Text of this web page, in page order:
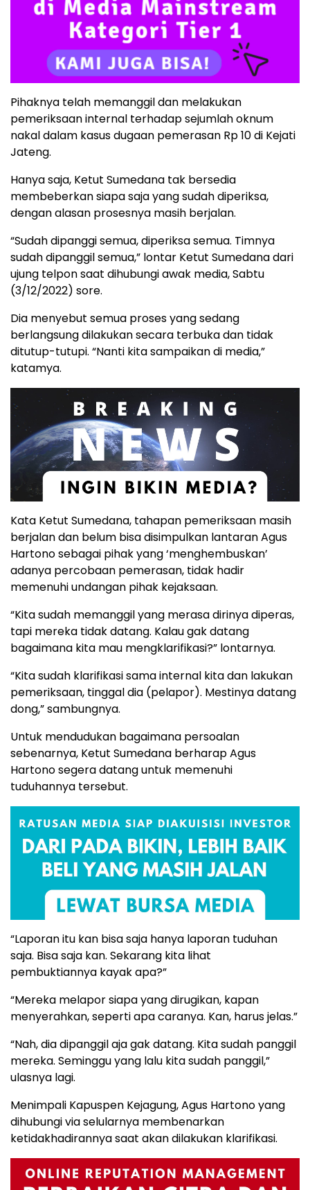
Pihaknya telah memanggil dan melakukan
pemeriksaan internal terhadap sejumlah oknum
nakal dalam kasus dugaan pemerasan Rp 10 di Kejati
Jateng.
Hanya saja, Ketut Sumedana tak bersedia
membeberkan siapa saja yang sudah diperiksa,
dengan alasan prosesnya masih berjalan.
“Sudah dipanggi semua, diperiksa semua. Timnya
sudah dipanggil semua,” lontar Ketut Sumedana dari
ujung telpon saat dihubungi awak media, Sabtu
(3/12/2022) sore.
Dia menyebut semua proses yang sedang
berlangsung dilakukan secara terbuka dan tidak
ditutup-tutupi. “Nanti kita sampaikan di media,”
katamya.
Kata Ketut Sumedana, tahapan pemeriksaan masih
berjalan dan belum bisa disimpulkan lantaran Agus
Hartono sebagai pihak yang ‘menghembuskan’
adanya percobaan pemerasan, tidak hadir
memenuhi undangan pihak kejaksaan.
“Kita sudah memanggil yang merasa dirinya diperas,
tapi mereka tidak datang. Kalau gak datang
bagaimana kita mau mengklarifikasi?” lontarnya.
“Kita sudah klarifikasi sama internal kita dan lakukan
pemeriksaan, tinggal dia (pelapor). Mestinya datang
dong,” sambungnya.
Untuk mendudukan bagaimana persoalan
sebenarnya, Ketut Sumedana berharap Agus
Hartono segera datang untuk memenuhi
tuduhannya tersebut.
“Laporan itu kan bisa saja hanya laporan tuduhan
saja. Bisa saja kan. Sekarang kita lihat
pembuktiannya kayak apa?”
“Mereka melapor siapa yang dirugikan, kapan
menyerahkan, seperti apa caranya. Kan, harus jelas.”
“Nah, dia dipanggil aja gak datang. Kita sudah panggil
mereka. Seminggu yang lalu kita sudah panggil,”
ulasnya lagi.
Menimpali Kapuspen Kejagung, Agus Hartono yang
dihubungi via selularnya membenarkan
ketidakhadirannya saat akan dilakukan klarifikasi.